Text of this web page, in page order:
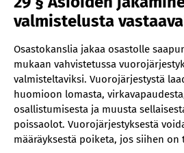
valmistelusta
Osastokanslia jakaa osastolle
mukaan vahvistetussa
valmisteltaviksi. Vuorojärjestystä
huomioon lomasta,
osallistumisesta ja muusta
poissaolot. Vuorojärjestyksestä
määräyksestä poiketa, jos siihen on